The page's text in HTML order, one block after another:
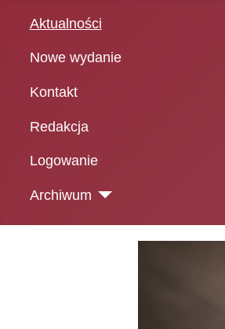
Aktualności
Nowe wydanie
Kontakt
Redakcja
Logowanie
Archiwum